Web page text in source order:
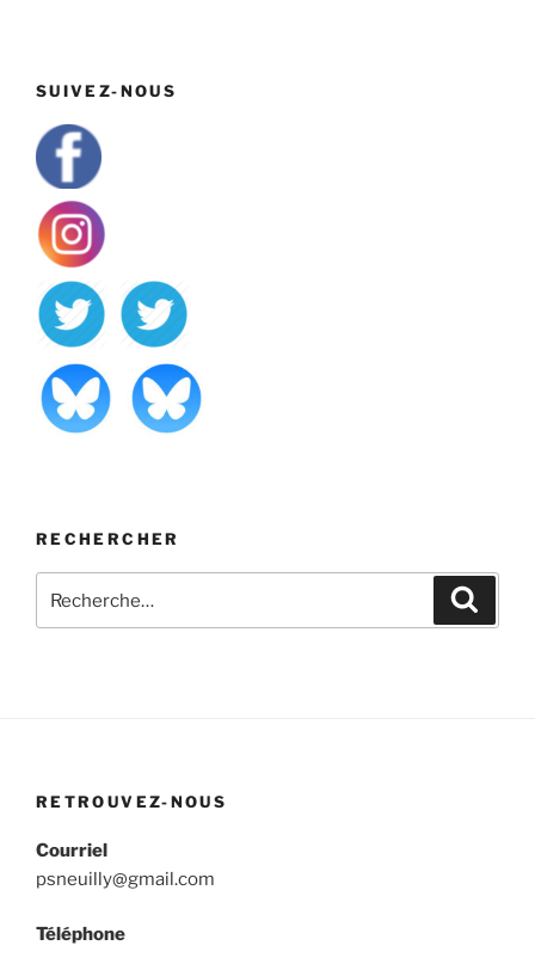
SUIVEZ-NOUS
RECHERCHER
pour
RETROUVEZ-NOUS
Courriel
psneuilly@gmail.com
Téléphone